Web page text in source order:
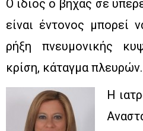
Ο ίδιος ο βήχας σε
είναι έντονος μπορεί
ρήξη πνευμονικής
κρίση, κάταγμα πλευρών.
Η